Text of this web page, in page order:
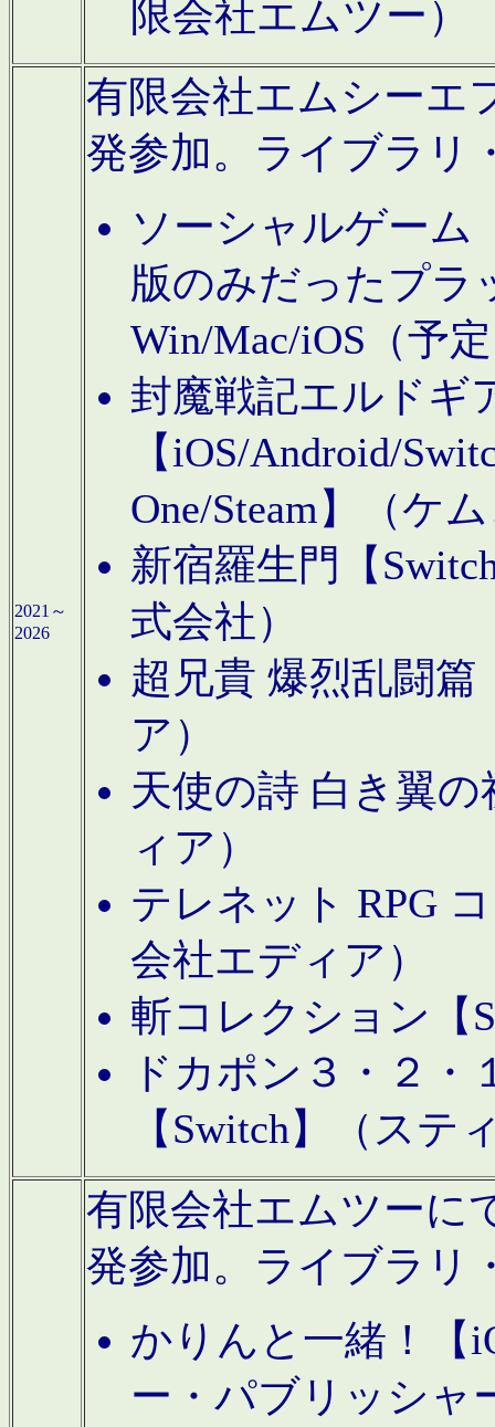
限会社エムツー）
2021～
2026
有限会社エムシーエ
発参加。ライブラリ
ソーシャルゲーム
版のみだったプラ
Win/Mac/iOS（予
封魔戦記エルドギ
【iOS/Android/
One/Steam】（ケ
新宿羅生門【
式会社）
超兄貴 爆烈乱闘篇
ア）
天使の詩 白き翼
ィア）
テレネット RPG
会社エディア）
斬コレクション【
ドカポン３・２
【Switch】（ステ
有限会社エムツーに
発参加。ライブラリ
かりんと一緒！【
ー・パブリッシャ